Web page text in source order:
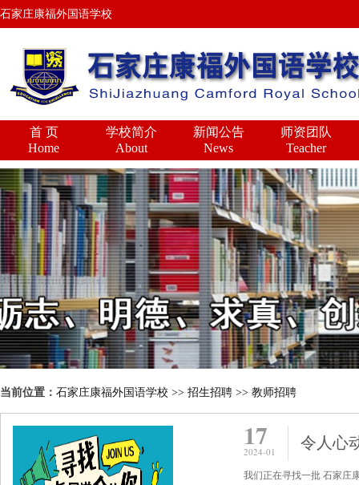
石家庄康福外国语学校
首 页
Home
学校简介
About
新闻公告
News
师资团队
Teacher
当前位置： 石家庄康福外国语学校 >> 招生招聘 >> 教师招聘
17
2024-01
令人心
我们正在寻找一批 石家庄